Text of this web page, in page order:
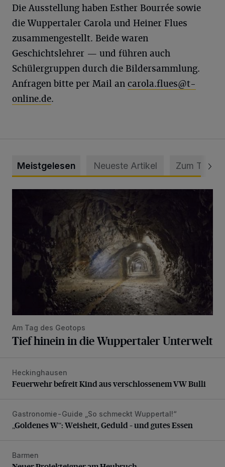
Die Ausstellung haben Esther Bourrée sowie
die Wuppertaler Carola und Heiner Flues
zusammengestellt. Beide waren
Geschichtslehrer — und führen auch
Schülergruppen durch die Bildersammlung.
Anfragen bitte per Mail an carola.flues@t-
online.de.
Meistgelesen Neueste Artikel Zum Thema
Am Tag des Geotops
Tief hinein in die Wuppertaler Unterwelt
Feuerwehr befreit Kind aus verschlossenem VW Bulli
Heckinghausen
Feuerwehr befreit Kind aus verschlossenem VW Bulli
„Goldenes W“: Weisheit, Geduld – und gutes Essen
Gastronomie-Guide „So schmeckt Wuppertal!“
„Goldenes W“: Weisheit, Geduld – und gutes Essen
Neuer Projekteigner am Heubruch
Barmen